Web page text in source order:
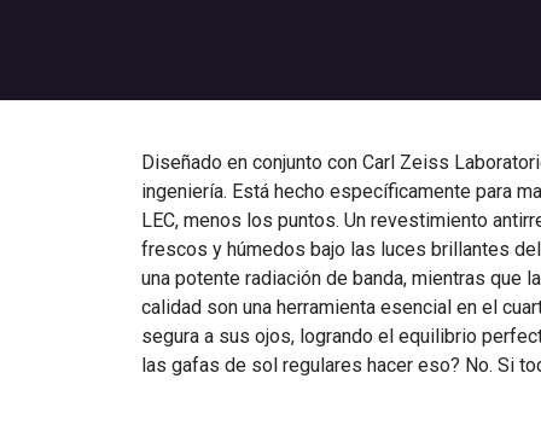
Diseñado en conjunto con Carl Zeiss
ingeniería. Está hecho específicamente para
LEC, menos los puntos. Un revestimiento
frescos y húmedos bajo las luces brillantes
una potente radiación de banda, mientras que
calidad son una herramienta esencial en el
segura a sus ojos, logrando el equilibrio
las gafas de sol regulares hacer eso? No. Si